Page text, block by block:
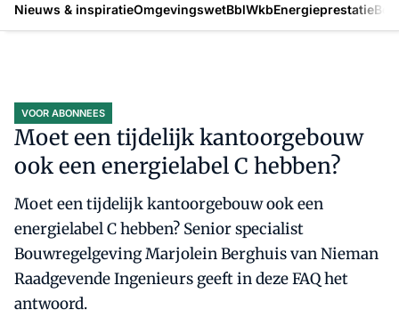
Nieuws & inspiratieOmgevingswetBblWkbEnergieprestatie
VOOR ABONNEES
Moet een tijdelijk kantoorgebouw
ook een energielabel C hebben?
Moet een tijdelijk kantoorgebouw ook een
energielabel C hebben? Senior specialist
Bouwregelgeving Marjolein Berghuis van Nieman
Raadgevende Ingenieurs geeft in deze FAQ het
antwoord.